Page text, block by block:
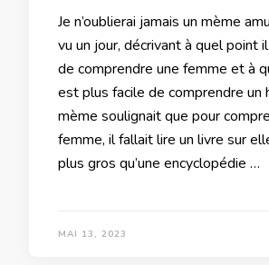
Je n’oublierai jamais un mème
vu un jour, décrivant à quel point
de comprendre une femme et à
est plus facile de comprendre un
mème soulignait que pour
femme, il fallait lire un livre sur
plus gros qu’une encyclopédie …
MAI 13, 2023